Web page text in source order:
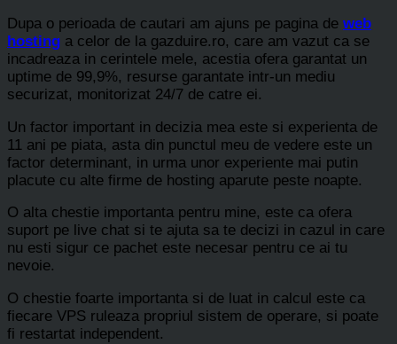
Dupa o perioada de cautari am ajuns pe pagina de web
hosting a celor de la gazduire.ro, care am vazut ca se
incadreaza in cerintele mele, acestia ofera garantat un
uptime de 99,9%, resurse garantate intr-un mediu
securizat, monitorizat 24/7 de catre ei.
Un factor important in decizia mea este si experienta de
11 ani pe piata, asta din punctul meu de vedere este un
factor determinant, in urma unor experiente mai putin
placute cu alte firme de hosting aparute peste noapte.
O alta chestie importanta pentru mine, este ca ofera
suport pe live chat si te ajuta sa te decizi in cazul in care
nu esti sigur ce pachet este necesar pentru ce ai tu
nevoie.
O chestie foarte importanta si de luat in calcul este ca
fiecare VPS ruleaza propriul sistem de operare, si poate
fi restartat independent.